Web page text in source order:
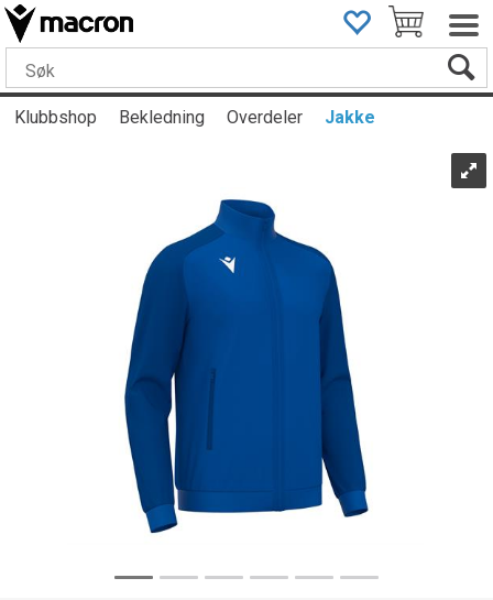
Klubbshop Bekledning Overdeler Jakke